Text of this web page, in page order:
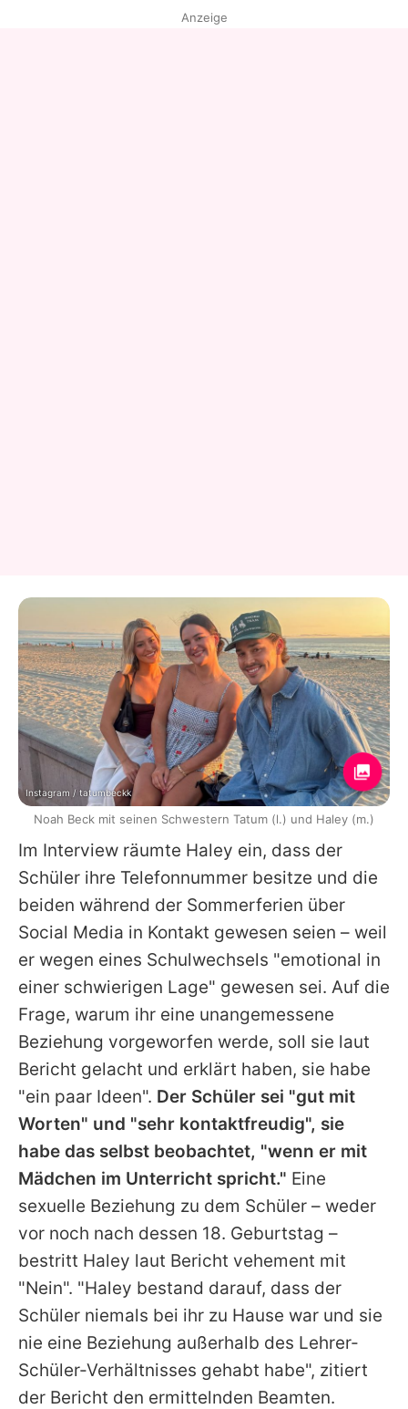
Im Interview räumte Haley ein, dass der
Schüler ihre Telefonnummer besitze und die
beiden während der Sommerferien über
Social Media in Kontakt gewesen seien – weil
er wegen eines Schulwechsels "emotional in
einer schwierigen Lage" gewesen sei. Auf die
Frage, warum ihr eine unangemessene
Beziehung vorgeworfen werde, soll sie laut
Bericht gelacht und erklärt haben, sie habe
"ein paar Ideen". Der Schüler sei "gut mit
Worten" und "sehr kontaktfreudig", sie
habe das selbst beobachtet, "wenn er mit
Mädchen im Unterricht spricht." Eine
sexuelle Beziehung zu dem Schüler – weder
vor noch nach dessen 18. Geburtstag –
bestritt Haley laut Bericht vehement mit
"Nein". "Haley bestand darauf, dass der
Schüler niemals bei ihr zu Hause war und sie
nie eine Beziehung außerhalb des Lehrer-
Schüler-Verhältnisses gehabt habe", zitiert
der Bericht den ermittelnden Beamten.
Anzeige
Instagram / tatumbeckk
Noah Beck mit seinen Schwestern Tatum (l.) und Haley (m.)